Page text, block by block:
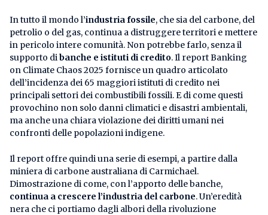
In tutto il mondo l’industria fossile, che sia del carbone, del
petrolio o del gas, continua a distruggere territori e mettere
in pericolo intere comunità. Non potrebbe farlo, senza il
supporto dibanche e istituti di credito. Il report Banking
on Climate Chaos 2025 fornisce un quadro articolato
dell’incidenza dei 65 maggiori istituti di credito nei
principali settori dei combustibili fossili. E di come questi
provochino non solo danni climatici e disastri ambientali,
ma anche una chiara violazione dei diritti umani nei
confronti delle popolazioni indigene.
Il report offre quindi una serie di esempi, a partire dalla
miniera di carbone australiana di Carmichael.
Dimostrazione di come, con l’apporto delle banche,
continua a crescere l’industria del carbone. Un’eredità
nera che ci portiamo dagli albori della rivoluzione